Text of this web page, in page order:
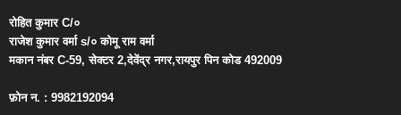
रोहित कुमारC/०
राजेश कुमार वर्माs/० कोमू राम वर्मा
मकान नंबरC-59,सेक्टर2,देवेंद्र नगर,रायपुर पिन कोड492009
फ़ोन न. : 9982192094